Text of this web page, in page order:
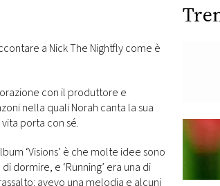
a Nick The Nightfly come è
con il produttore e
nella quali Norah canta la sua
porta con sé.
‘Visions’ è che molte idee sono
e ‘Running’ era una di
avevo una melodia e alcuni